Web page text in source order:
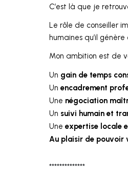
C’est là que je
Le rôle de conseiller
humaines qu’il
Mon ambition est de
Un gain de temps
Un encadrement
Une négociation
Un suivi humain et
Une expertise locale
Au plaisir de pouvoir
**************